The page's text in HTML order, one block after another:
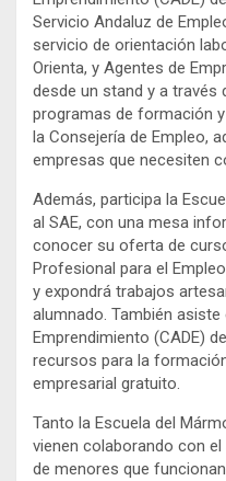
Servicio Andaluz de
servicio de orientación
Orienta, y Agentes de
desde un stand y a través
programas de formación
la Consejería de Empleo,
empresas que necesiten
Además, participa la
al SAE, con una mesa
conocer su oferta de
Profesional para el
y expondrá trabajos
alumnado. También
Emprendimiento (CADE)
recursos para la
empresarial gratuito.
Tanto la Escuela del
vienen colaborando con
de menores que